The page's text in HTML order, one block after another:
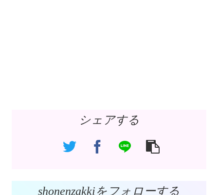
シェアする
shonenzakkiをフォローする